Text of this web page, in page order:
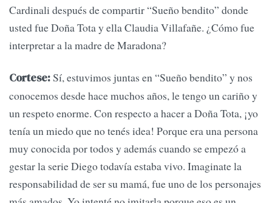
Cardinali después de compartir “Sueño bendito” donde
usted fue Doña Tota y ella Claudia Villafañe. ¿Cómo fue
interpretar a la madre de Maradona?
Cortese:Sí, estuvimos juntas en “Sueño bendito” y nos
conocemos desde hace muchos años, le tengo un cariño y
un respeto enorme. Con respecto a hacer a Doña Tota, ¡yo
tenía un miedo que no tenés idea! Porque era una persona
muy conocida por todos y además cuando se empezó a
gestar la serie Diego todavía estaba vivo. Imaginate la
responsabilidad de ser su mamá, fue uno de los personajes